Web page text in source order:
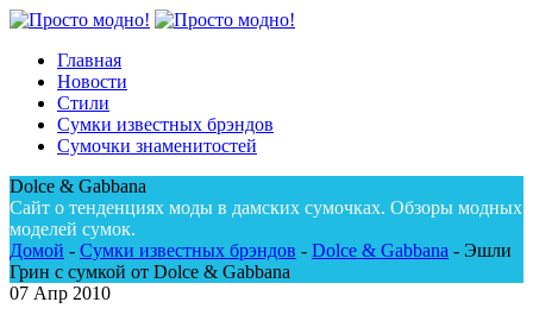
Главная
Новости
Стили
Сумки известных брэндов
Сумочки знаменитостей
Dolce & Gabbana
Сайт о тенденциях моды в дамских сумочках. Обзоры модных
моделей сумок.
Домой - Сумки известных брэндов - Dolce & Gabbana - Эшли
Грин с сумкой от Dolce & Gabbana
07 Апр 2010